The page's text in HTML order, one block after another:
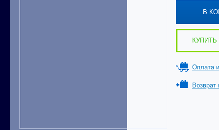
В
КУПИТЬ
Оплата
Возврат